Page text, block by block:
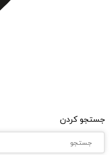
جستجو کردن